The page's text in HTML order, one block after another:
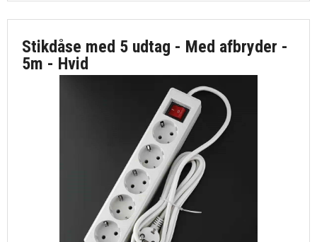
Stikdåse med 5 udtag - Med afbryder -
5m - Hvid